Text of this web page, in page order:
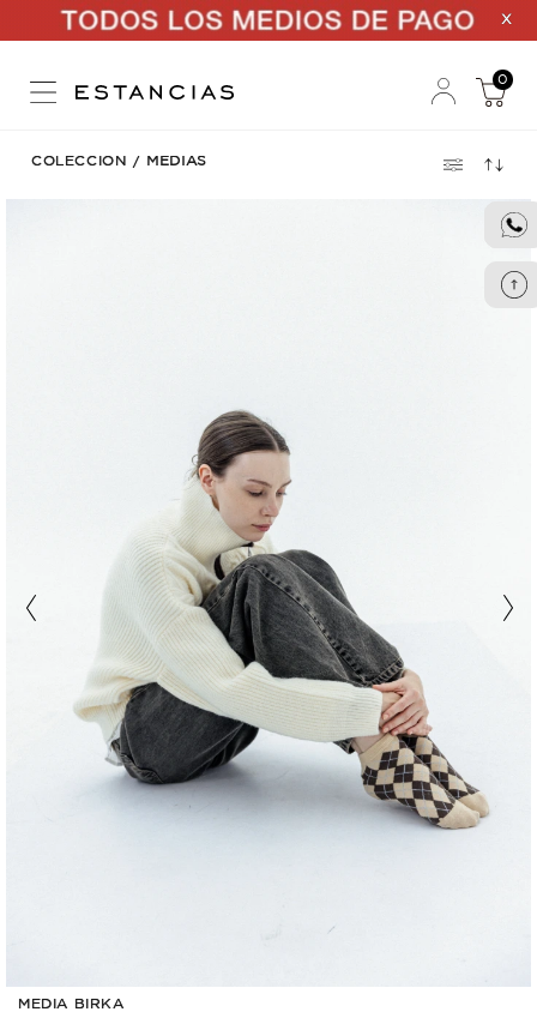
X
0
COLECCION / MEDIAS
MEDIA BIRKA